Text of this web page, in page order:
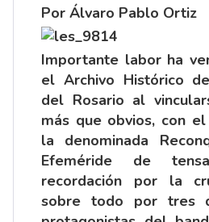
Por Álvaro Pablo Ortiz
Importante labor ha
el Archivo Histórico
del Rosario al
más que obvios, con
la denominada
Efeméride de
recordación por la
sobre todo por tres